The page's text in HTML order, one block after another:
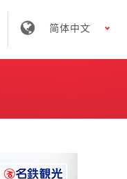
简体中文